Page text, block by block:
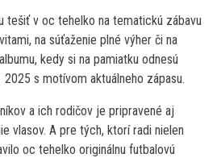
tešiť v oc tehelko na tematickú zábavu
na súťaženie plné výher či na
kedy si na pamiatku odnesú
s motívom aktuálneho zápasu.
a ich rodičov je pripravené aj
vlasov. A pre tých, ktorí radi nielen
oc tehelko originálnu futbalovú